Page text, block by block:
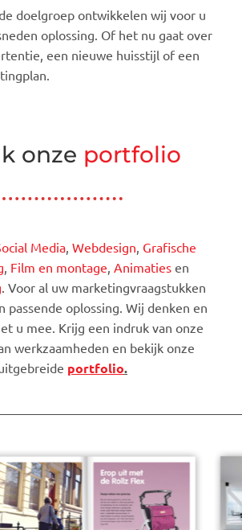
doelgroep ontwikkelen wij voor u
oplossing. Of het nu gaat over
een nieuwe huisstijl of een
onze portfolio
Media, Webdesign Grafische
Film en montage Animaties en
. Voor al uw marketingvraagstukken
passende oplossing. Wij denken en
u mee. Krijg een indruk van onze
werkzaamheden en bekijk onze
portfolio.
BV vrachtwagentrailer signing